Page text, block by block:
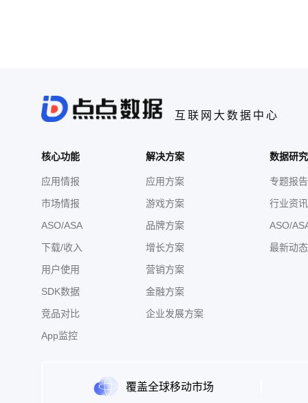
互联网大数据中心
核心功能
应用情报
市场情报
ASO/ASA
下载/收入
用户使用
SDK数据
竞品对比
App监控
解决方案
应用方案
游戏方案
品牌方案
增长方案
营销方案
金融方案
企业发展方案
数据研
专题报告
行业资讯
ASO/
最新动态
覆盖全球移动市场